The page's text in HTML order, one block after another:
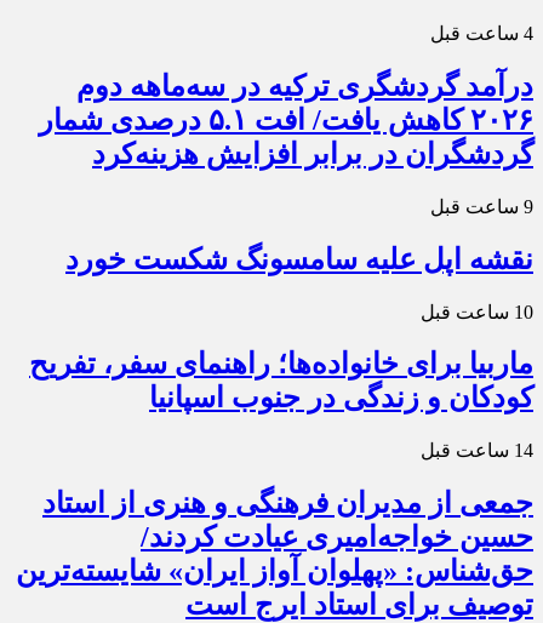
4 ساعت قبل
درآمد گردشگری ترکیه در سه‌ماهه دوم
۲۰۲۶ کاهش یافت/ افت ۵.۱ درصدی شمار
گردشگران در برابر افزایش هزینه‌کرد
9 ساعت قبل
نقشه اپل علیه سامسونگ شکست خورد
10 ساعت قبل
ماربیا برای خانواده‌ها؛ راهنمای سفر، تفریح
کودکان و زندگی در جنوب اسپانیا
14 ساعت قبل
جمعی از مدیران فرهنگی و هنری از استاد
حسین خواجه‌امیری عیادت کردند/
حق‌شناس: «پهلوان آواز ایران» شایسته‌ترین
توصیف برای استاد ایرج است